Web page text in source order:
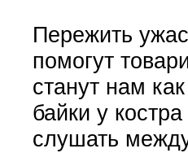
Пережить
помогут
станут нам
байки у
слушать